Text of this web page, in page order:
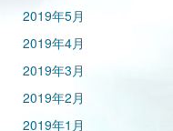
2019年5月
2019年4月
2019年3月
2019年2月
2019年1月